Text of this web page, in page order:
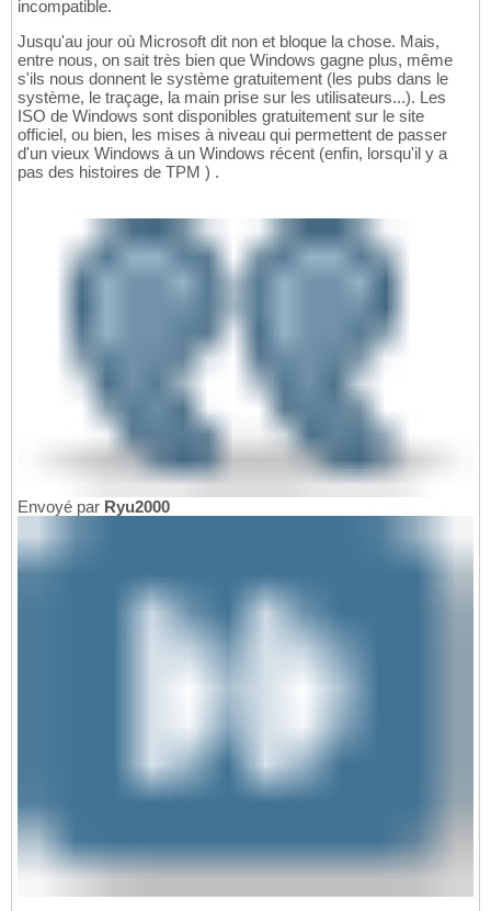
incompatible.
Jusqu'au jour où Microsoft dit non et bloque la chose. Mais,
entre nous, on sait très bien que Windows gagne plus, même
s'ils nous donnent le système gratuitement (les pubs dans le
système, le traçage, la main prise sur les utilisateurs...). Les
ISO de Windows sont disponibles gratuitement sur le site
officiel, ou bien, les mises à niveau qui permettent de passer
d'un vieux Windows à un Windows récent (enfin, lorsqu'il y a
pas des histoires de TPM ) .
Envoyé par Ryu2000